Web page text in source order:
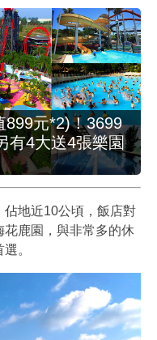
元*2)！3699
有4大送4張樂園
地近10公頃，飯店對
鹿園，與非常多的休
。